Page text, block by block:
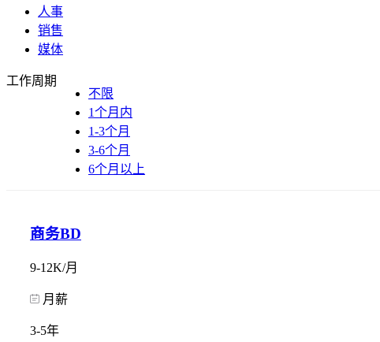
人事
销售
媒体
工作周期
不限
1个月内
1-3个月
3-6个月
6个月以上
商务BD
9-12K/月
月薪
3-5年